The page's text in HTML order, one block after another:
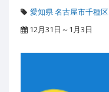
愛知県 名古屋市千種区
12月31日～1月3日